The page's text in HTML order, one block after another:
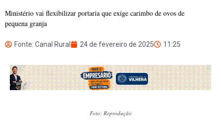
Ministério vai flexibilizar portaria que exige carimbo de ovos de
pequena granja
Fonte: Canal Rural 24 de fevereiro de 2025 11:25
Foto: Reprodução